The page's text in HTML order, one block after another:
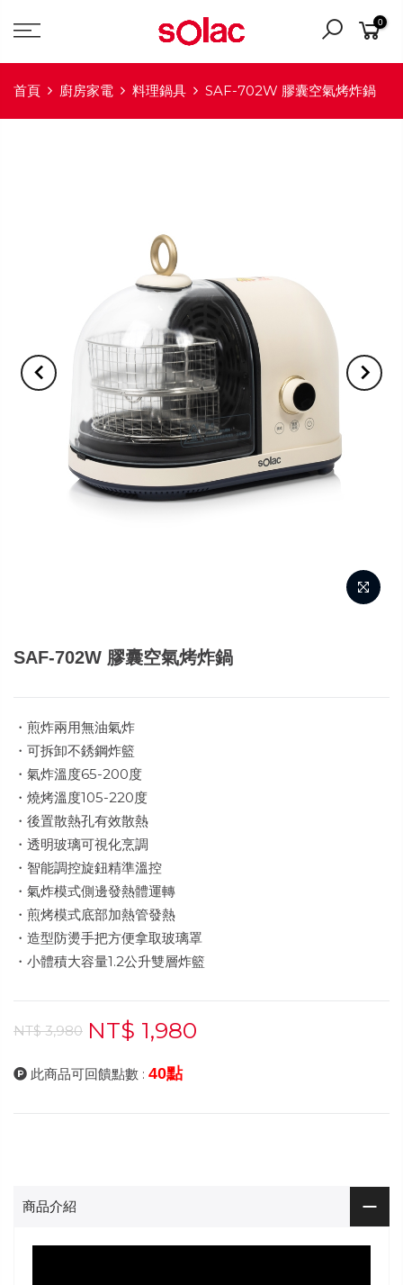
0
首頁 廚房家電 料理鍋具 SAF-702W 膠囊空氣烤炸鍋
SAF-702W 膠囊空氣烤炸鍋
・煎炸兩用無油氣炸
・可拆卸不銹鋼炸籃
・氣炸溫度65-200度
・燒烤溫度105-220度
・後置散熱孔有效散熱
・透明玻璃可視化烹調
・智能調控旋鈕精準溫控
・氣炸模式側邊發熱體運轉
・煎烤模式底部加熱管發熱
・造型防燙手把方便拿取玻璃罩
・小體積大容量1.2公升雙層炸籃
NT$ 3,980 NT$ 1,980
此商品可回饋點數 : 40點
商品介紹